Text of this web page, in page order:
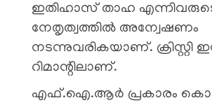
ഇതിഹാസ് താഹ
നേതൃത്വത്തിൽ അന്വേഷണം
നടന്നുവരികയാണ്. ക്രിസ്റ്റി
റിമാന്റിലാണ്.
എഫ്.ഐ.ആർ പ്രകാരം